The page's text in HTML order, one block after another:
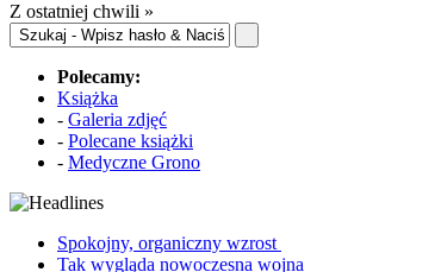
Z ostatniej chwili »
Polecamy:
Książka
- Galeria zdjęć
- Polecane książki
- Medyczne Grono
Spokojny, organiczny wzrost
Tak wygląda nowoczesna wojna